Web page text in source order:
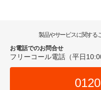
製品やサービスに関する
お電話でのお問合せ
フリーコール電話（平日